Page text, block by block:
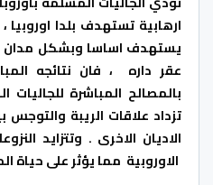
ارهابية تستهدف بلدا اوروبيا
يستهدف اساسا وبشكل مدان
عقر داره ، فان نتائجه
بالمصالح المباشرة
تزداد علاقات الريبة والتوجس
الاديان الاخرى . وتتزايد
الاوروبية مما يؤثر على حياة